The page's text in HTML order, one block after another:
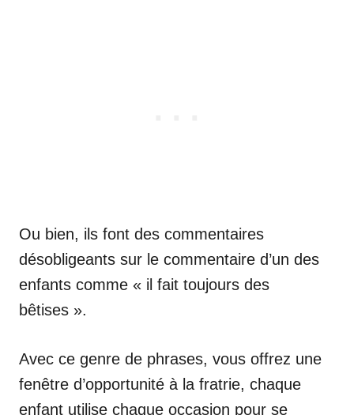
Ou bien, ils font des commentaires
désobligeants sur le commentaire d’un des
enfants comme « il fait toujours des
bêtises ».
Avec ce genre de phrases, vous offrez une
fenêtre d’opportunité à la fratrie, chaque
enfant utilise chaque occasion pour se